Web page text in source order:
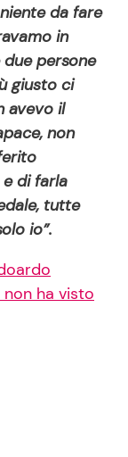
da fare
in
persone
giusto ci
avevo il
non
di farla
tutte
io”.
ha visto